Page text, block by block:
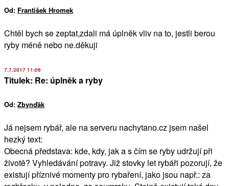
Od: František Hromek
Chtěl bych se zeptat,zdali má úplněk vliv na to, jestli berou
ryby méně nebo ne.děkuji
7.7.2017 11:06
Titulek: Re: úplněk a ryby
Od: Zbynďák
Já nejsem rybář, ale na serveru nachytano.cz jsem našel
hezký text:
Obecná představa: kde, kdy, jak a s čím se ryby udržují při
životě? Vyhledávání potravy. Již stovky let rybáři pozorují, že
existují příznivé momenty pro rybaření, jako jsou např.: za